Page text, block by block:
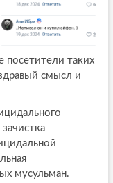
посетители таких
смысл и
мусульман.